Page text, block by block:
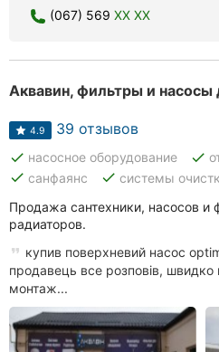
(067) 569 XX XX
4.9 39 отзывов
done насосное оборудование done
done санфаянс done системы
Продажа сантехники, насосов и
радиаторов.
купив поверхневий насос
продавець все розповів, швидко
монтаж...